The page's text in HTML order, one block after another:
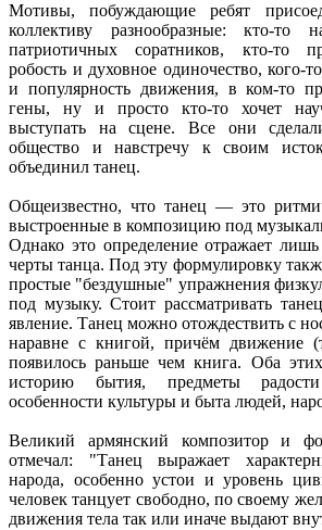
Мотивы, побуждающие ребят
коллективу разнообразные: кто-
патриотичных соратников, кто-то
робость и духовное одиночество, кого-
и популярность движения, в ком-то
гены, ну и просто кто-то хочет
выступать на сцене. Все они
общество и навстречу к своим
объединил танец.
Общеизвестно, что танец — это
выстроенные в композицию под
Однако это определение отражает
черты танца. Под эту формулировку
простые "бездушные" упражнения
под музыку. Стоит рассматривать
явление. Танец можно отождествить с
наравне с книгой, причём движение
появилось раньше чем книга. Оба
историю бытия, предметы
особенности культуры и быта людей,
Великий армянский композитор и
отмечал: "Танец выражает
народа, особенно устои и уровень
человек танцует свободно, по своему
движения тела так или иначе выдают